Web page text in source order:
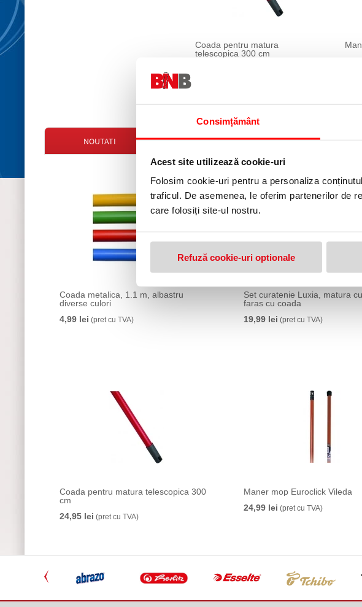
Consimțământ
Acest site utilizează cookie-uri
Folosim cookie-uri pentru a personaliza
traficul. De asemenea, le oferim partenerilor de
care folosiți site-ul nostru.
Refuză cookie-uri optionale
Coada pentru matura
telescopica 300 cm
NOUTATI OFERTE
Coada metalica, 1.1 m, albastru
diverse culori
4,99 lei (pret cu TVA)
Set curatenie Luxia, matura
faras cu coada
19,99 lei (pret cu TVA)
Coada pentru matura telescopica 300
cm
24,95 lei (pret cu TVA)
Maner mop Euroclick Vileda
24,99 lei (pret cu TVA)